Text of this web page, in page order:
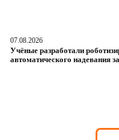
07.08.2026
Учёные разработали
автоматического надевания